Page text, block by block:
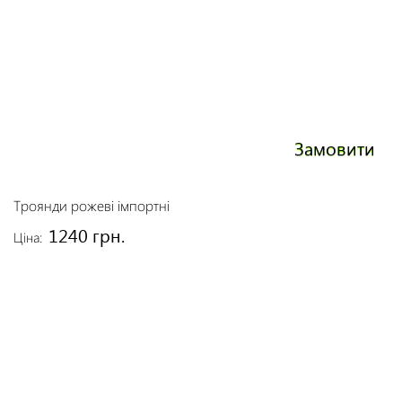
Замовити
Троянди рожеві імпортні
Ціна: 1240 грн.